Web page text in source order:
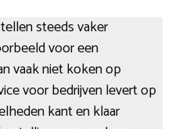
steeds vaker
voor een
vaak niet koken op
voor bedrijven levert op
kant en klaar